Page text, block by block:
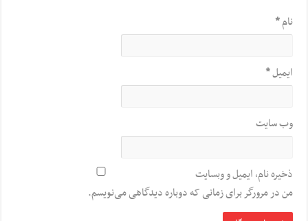
نام*
ایمیل*
وب‌ سایت
ذخیره نام، ایمیل و وبسایت
من در مرورگر برای زمانی که دوباره دیدگاهی می‌نویسم.